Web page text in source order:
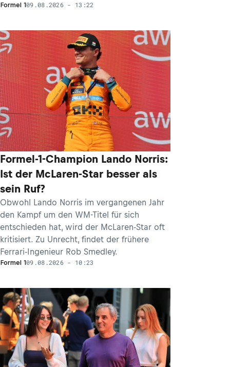
Formel 109.08.2026 - 13:22
Formel-1-Champion Lando Norris:
Ist der McLaren-Star besser als
sein Ruf?
Obwohl Lando Norris im vergangenen Jahr
den Kampf um den WM-Titel für sich
entschieden hat, wird der McLaren-Star oft
kritisiert. Zu Unrecht, findet der frühere
Ferrari-Ingenieur Rob Smedley.
Formel 109.08.2026 - 10:23